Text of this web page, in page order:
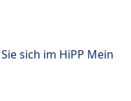
sich im HiPP Mein